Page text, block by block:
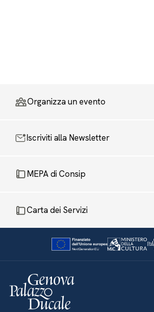
Organizza un evento
Iscriviti alla Newsletter
MEPA di Consip
Carta dei Servizi